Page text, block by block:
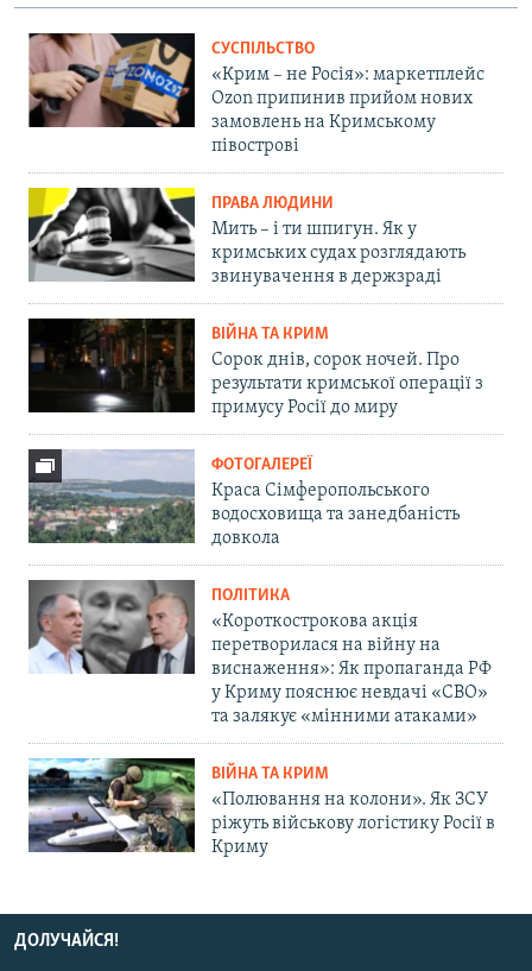
СУСПІЛЬСТВО
«Крим – не Росія»: маркетплейс
Ozon припинив прийом нових
замовлень на Кримському
півострові
ПРАВА ЛЮДИНИ
Мить – і ти шпигун. Як у
кримських судах розглядають
звинувачення в держзраді
ВІЙНА ТА КРИМ
Сорок днів, сорок ночей. Про
результати кримської операції з
примусу Росії до миру
ФОТОГАЛЕРЕЇ
Краса Сімферопольського
водосховища та занедбаність
довкола
ПОЛІТИКА
«Короткострокова акція
перетворилася на війну на
виснаження»: Як пропаганда РФ
у Криму пояснює невдачі «СВО»
та залякує «мінними атаками»
ВІЙНА ТА КРИМ
«Полювання на колони». Як ЗСУ
ріжуть військову логістику Росії в
Криму
ДОЛУЧАЙСЯ!